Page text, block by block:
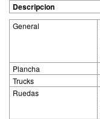
Descripcion
General
Plancha
Trucks
Ruedas